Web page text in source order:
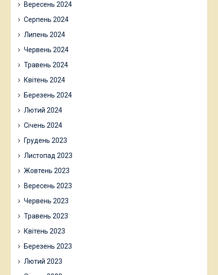
Вересень 2024
Серпень 2024
Липень 2024
Червень 2024
Травень 2024
Квітень 2024
Березень 2024
Лютий 2024
Січень 2024
Грудень 2023
Листопад 2023
Жовтень 2023
Вересень 2023
Червень 2023
Травень 2023
Квітень 2023
Березень 2023
Лютий 2023